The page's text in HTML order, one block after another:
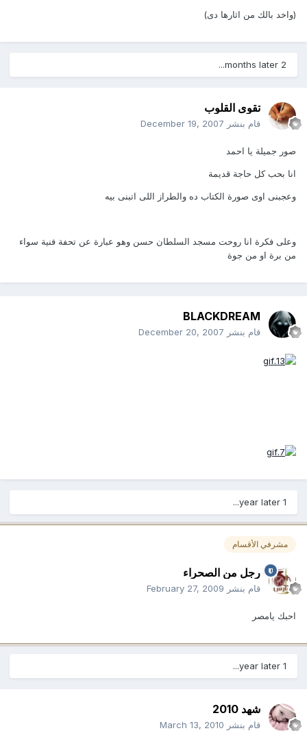
(واخد بالك من اثارها دى)
2 months later...
تقوى القلوب
قام بنشر December 19, 2007
صور جميلة يا احمد
انا بحب كل حاجة قديمة
وعجبنى اوى صورة الكتاب ده والطراز اللى اتبنى بيه
وعلى فكرة انا روحت مسجد السلطان حسن وهو عبارة عن تحفة فنية سواء
من برة او من جوة
BLACKDREAM
قام بنشر December 20, 2007
مشرفي الأقسام
رجل من الصحراء
قام بنشر February 27, 2009
احبك يامصر
شهد 2010
قام بنشر March 13, 2010